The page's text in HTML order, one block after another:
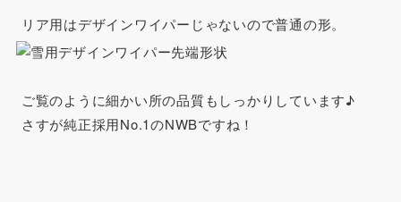
リア用はデザインワイパーじゃないので普通の形。
ご覧のように細かい所の品質もしっかりしています♪
さすが純正採用No.1のNWBですね！